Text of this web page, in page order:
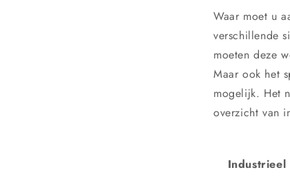
Waar moet u
verschillende
moeten deze
Maar ook het
mogelijk. Het
overzicht van